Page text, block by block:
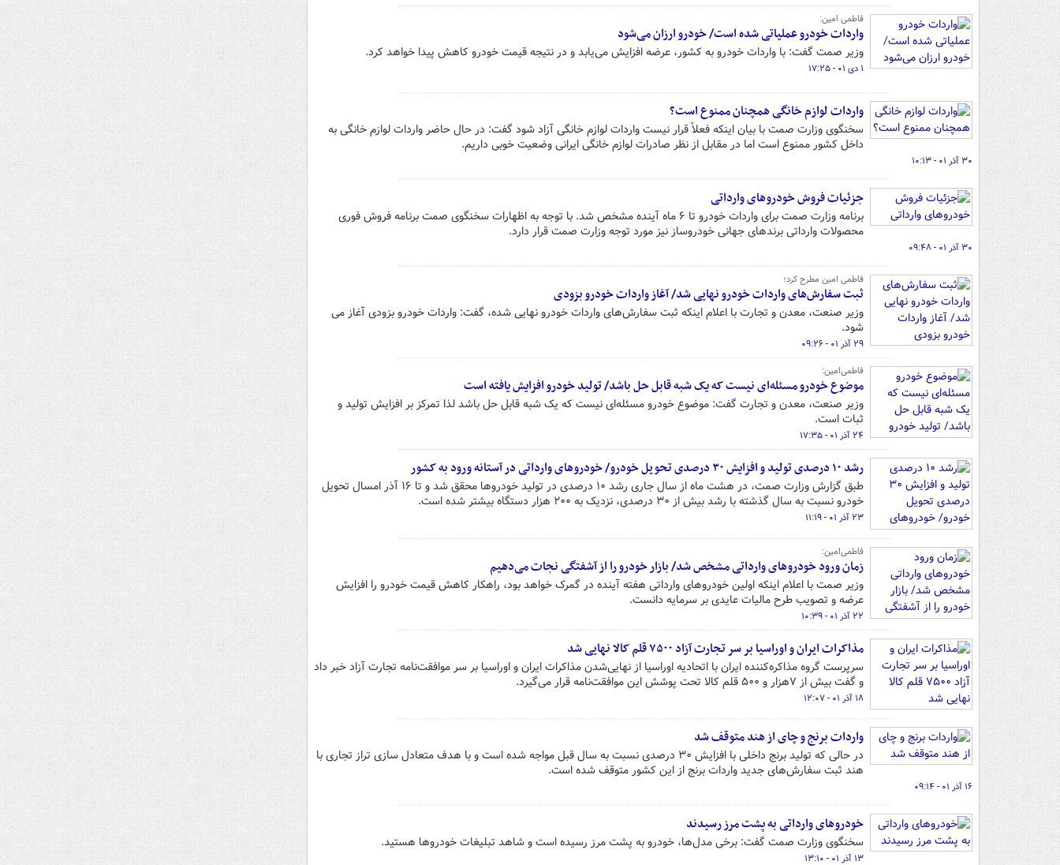
فاطمی امین:
واردات خودرو عملیاتی شده است/ خودرو ارزان می‌شود
وزیر صمت گفت: با واردات خودرو به کشور، عرضه افزایش می‌یابد و در نتیجه قیمت خودرو کاهش پیدا خواهد کرد.
۱ دی ۰۱ - ۱۷:۲۵
واردات لوازم خانگی همچنان ممنوع است؟
سخنگوی وزارت صمت با بیان اینکه فعلاً قرار نیست واردات لوازم خانگی آزاد شود گفت: در حال حاضر واردات لوازم خانگی به
داخل کشور ممنوع است اما در مقابل از نظر صادرات لوازم خانگی ایرانی وضعیت خوبی داریم.
۳۰ آذر ۰۱ - ۱۰:۱۳
جزئیات فروش خودروهای وارداتی
برنامه وزارت صمت برای واردات خودرو تا ۶ ماه آینده مشخص شد. با توجه به اظهارات سخنگوی صمت برنامه فروش فوری
محصولات وارداتی برندهای جهانی خودروساز نیز مورد توجه وزارت صمت قرار دارد.
۳۰ آذر ۰۱ - ۰۹:۴۸
فاطمی امین مطرح کرد؛
ثبت سفارش‌های واردات خودرو نهایی شد/ آغاز واردات خودرو بزودی
وزیر صنعت، معدن و تجارت با اعلام اینکه ثبت سفارش‌های واردات خودرو نهایی شده، گفت: واردات خودرو بزودی آغاز می
شود.
۲۹ آذر ۰۱ - ۰۹:۲۶
فاطمی‌امین:
موضوع خودرو مسئله‌ای نیست که یک شبه قابل حل باشد/ تولید خودرو افزایش یافته است
وزیر صنعت، معدن و تجارت گفت: موضوع خودرو مسئله‌ای نیست که یک شبه قابل حل باشد لذا تمرکز بر افزایش تولید و
ثبات است.
۲۴ آذر ۰۱ - ۱۷:۳۵
رشد ۱۰ درصدی تولید و افزایش ۳۰ درصدی تحویل خودرو/ خودروهای وارداتی در آستانه ورود به کشور
طبق گزارش وزارت صمت، در هشت ماه از سال جاری رشد ۱۰ درصدی در تولید خودروها محقق شد و تا ۱۶ آذر امسال تحویل
خودرو نسبت به سال گذشته با رشد بیش از ۳۰ درصدی، نزدیک به ۲۰۰ هزار دستگاه بیشتر شده است.
۲۳ آذر ۰۱ - ۱۱:۱۹
فاطمی‌امین:
زمان ورود خودروهای وارداتی مشخص شد/ بازار خودرو را از آشفتگی نجات می‌دهیم
وزیر صمت با اعلام اینکه اولین خودروهای وارداتی هفته آینده در گمرک خواهد بود، راهکار کاهش قیمت خودرو را افزایش
عرضه و تصویب طرح مالیات عایدی بر سرمایه دانست.
۲۲ آذر ۰۱ - ۱۰:۳۹
مذاکرات ایران و اوراسیا بر سر تجارت آزاد ۷۵۰۰ قلم کالا نهایی شد
سرپرست گروه مذاکره‌کننده ایران با اتحادیه اوراسیا از نهایی‌شدن مذاکرات ایران و اوراسیا بر سر موافقت‌نامه تجارت آزاد خبر داد
و گفت بیش از ۷هزار و ۵۰۰ قلم کالا تحت پوشش این موافقت‌نامه قرار می‌گیرد.
۱۸ آذر ۰۱ - ۱۲:۰۷
واردات برنج و چای از هند متوقف شد
در حالی که تولید برنج داخلی با افزایش ۳۰ درصدی نسبت به سال قبل مواجه شده است و با هدف متعادل سازی تراز تجاری با
هند ثبت سفارش‌های جدید واردات برنج از این کشور متوقف شده است.
۱۶ آذر ۰۱ - ۰۹:۱۴
خودروهای وارداتی به پشت مرز رسیدند
سخنگوی وزارت صمت گفت: برخی مدل‌ها، خودرو به پشت مرز رسیده است و شاهد تبلیغات خودروها هستید.
۱۳ آذر ۰۱ - ۱۳:۱۰